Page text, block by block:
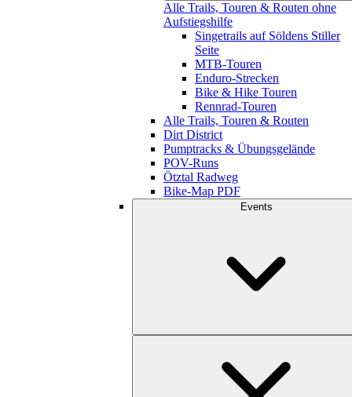
Alle Trails, Touren & Routen ohne
Aufstiegshilfe
Singetrails auf Söldens Stiller
Seite
MTB-Touren
Enduro-Strecken
Bike & Hike Touren
Rennrad-Touren
Alle Trails, Touren & Routen
Dirt District
Pumptracks & Übungsgelände
POV-Runs
Ötztal Radweg
Bike-Map PDF
Events